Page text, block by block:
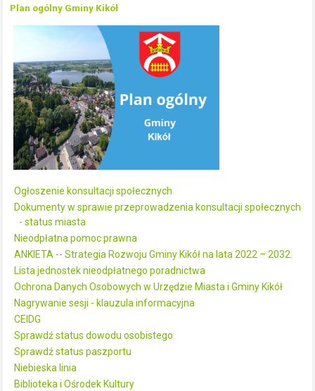
Plan ogólny Gminy Kikół
Ogłoszenie konsultacji społecznych
Dokumenty w sprawie przeprowadzenia konsultacji społecznych
- status miasta
Nieodpłatna pomoc prawna
ANKIETA -- Strategia Rozwoju Gminy Kikół na lata 2022 – 2032.
Lista jednostek nieodpłatnego poradnictwa
Ochrona Danych Osobowych w Urzędzie Miasta i Gminy Kikół
Nagrywanie sesji - klauzula informacyjna
CEIDG
Sprawdź status dowodu osobistego
Sprawdź status paszportu
Niebieska linia
Biblioteka i Ośrodek Kultury